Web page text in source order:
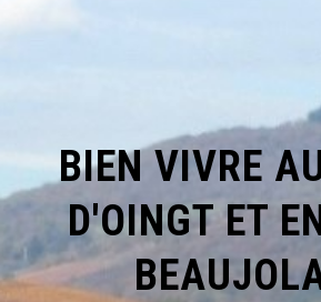
BIEN VIVRE
D'OINGT ET